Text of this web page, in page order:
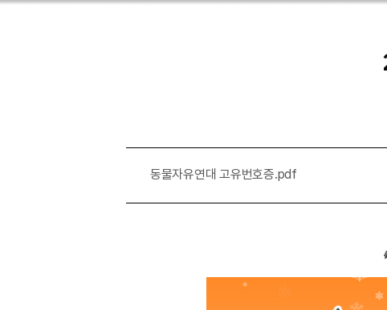
동물자유연대 고유번호증.pdf